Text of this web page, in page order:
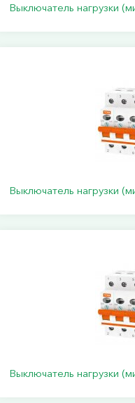
Выключатель нагрузки
Выключатель нагрузки
Выключатель нагрузки